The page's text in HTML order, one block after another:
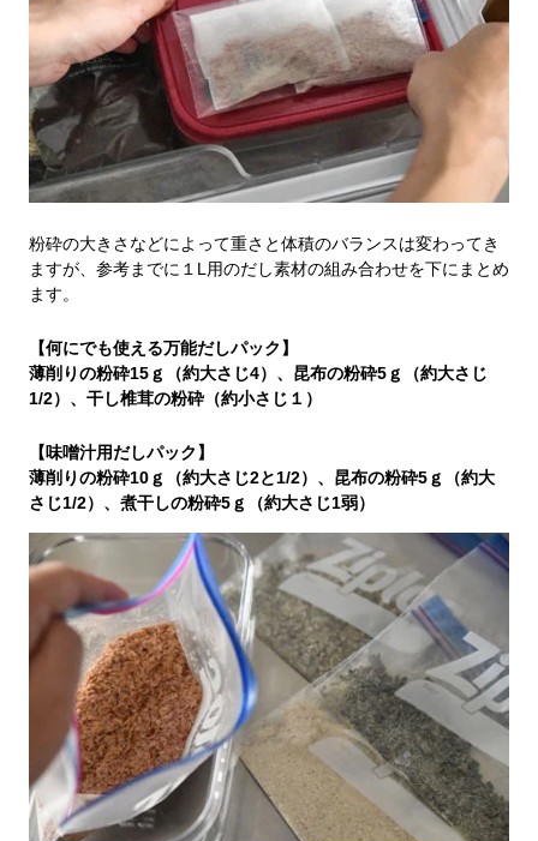
粉砕の大きさなどによって重さと体積のバランスは変わってき
ますが、参考までに１L用のだし素材の組み合わせを下にまとめ
ます。
【何にでも使える万能だしパック】
薄削りの粉砕15ｇ（約大さじ4）、昆布の粉砕5ｇ（約大さじ
1/2）、干し椎茸の粉砕（約小さじ１）
【味噌汁用だしパック】
薄削りの粉砕10ｇ（約大さじ2と1/2）、昆布の粉砕5ｇ（約大
さじ1/2）、煮干しの粉砕5ｇ（約大さじ1弱）